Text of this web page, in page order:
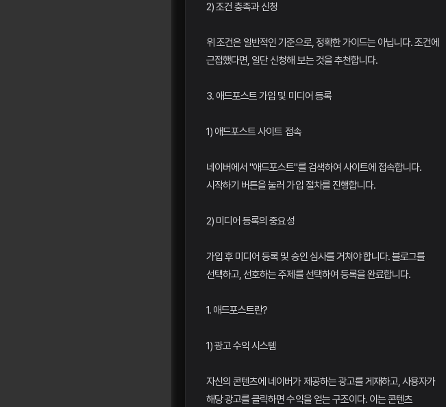
2) 조건 충족과 신청
위 조건은 일반적인 기준으로, 정확한 가이드는 아닙니다. 조건에
근접했다면, 일단 신청해 보는 것을 추천합니다.
3. 애드포스트 가입 및 미디어 등록
1) 애드포스트 사이트 접속
네이버에서 "애드포스트"를 검색하여 사이트에 접속합니다.
시작하기 버튼을 눌러 가입 절차를 진행합니다.
2) 미디어 등록의 중요성
가입 후 미디어 등록 및 승인 심사를 거쳐야 합니다. 블로그를
선택하고, 선호하는 주제를 선택하여 등록을 완료합니다.
1. 애드포스트란?
1) 광고 수익 시스템
자신의 콘텐츠에 네이버가 제공하는 광고를 게재하고, 사용자가
해당 광고를 클릭하면 수익을 얻는 구조이다. 이는 콘텐츠